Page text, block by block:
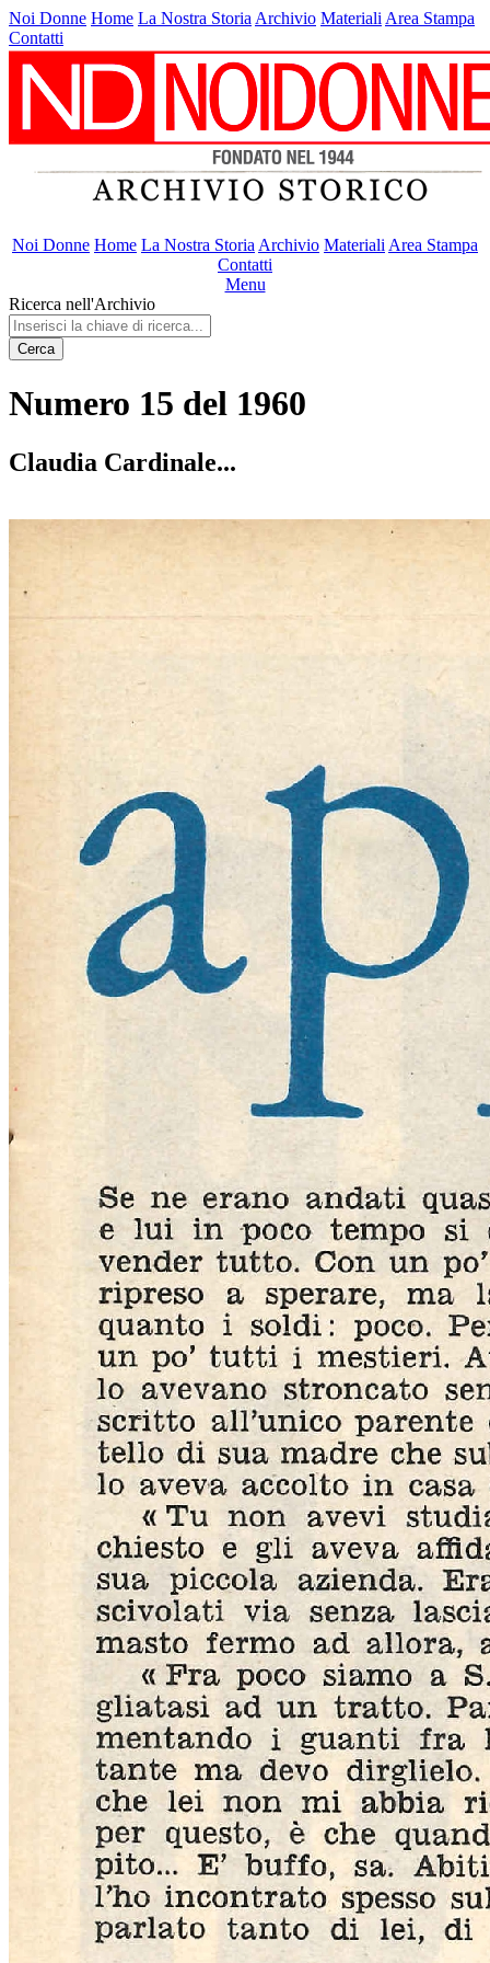
Noi Donne Home La Nostra Storia Archivio Materiali Area Stampa
Contatti
Noi Donne Home La Nostra Storia Archivio Materiali Area Stampa
Contatti
Menu
Ricerca nell'Archivio
Cerca
Numero 15 del 1960
Claudia Cardinale...